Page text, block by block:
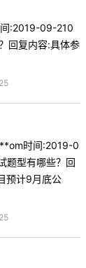
:2019-09-210
回复内容:具体参
时间:2019-0
题型有哪些？回
预计9月底公